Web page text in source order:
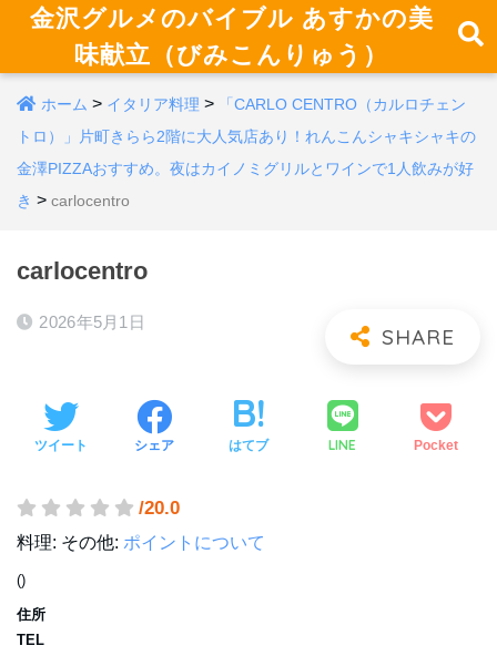
金沢グルメのバイブル あすかの美
味献立（びみこんりゅう）
ホーム > イタリア料理 >
「CARLO CENTRO（カルロチェン
トロ）」片町きらら2階に大人気店あり！れんこんシャキシャキの
金澤PIZZAおすすめ。夜はカイノミグリルとワインで1人飲みが好
き > carlocentro
carlocentro
2026年5月1日
ツイート シェア はてブ LINE Pocket
/20.0
料理: その他: ポイントについて
()
住所
TEL